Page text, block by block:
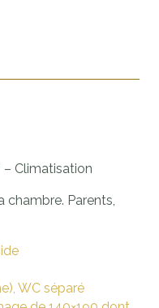
– Climatisation
chambre. Parents,
WC séparé